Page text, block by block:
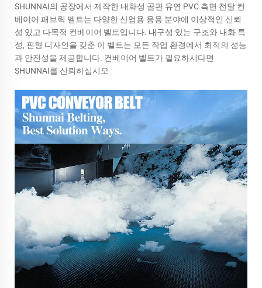
SHUNNAI의 공장에서 제작한 내화성 골판 유연 PVC 측면 전달 컨
베이어 패브릭 벨트는 다양한 산업용 응용 분야에 이상적인 신뢰
성 있고 다목적 컨베이어 벨트입니다. 내구성 있는 구조와 내화 특
성, 핀형 디자인을 갖춘 이 벨트는 모든 작업 환경에서 최적의 성능
과 안전성을 제공합니다. 컨베이어 벨트가 필요하시다면
SHUNNAI를 신뢰하십시오